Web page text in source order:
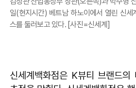
일(현지시간) 베트남 하노이에서 열린 신세
스를 둘러보고 있다. [사진=신세계]
신세계백화점은 K뷰티 브랜드의